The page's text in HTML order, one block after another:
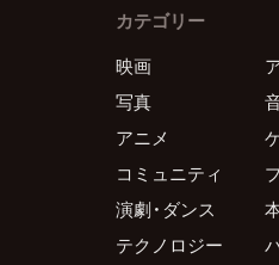
カテゴリー
映画
写真
アニメ
コミュニティ
演劇・ダンス
テクノロジー